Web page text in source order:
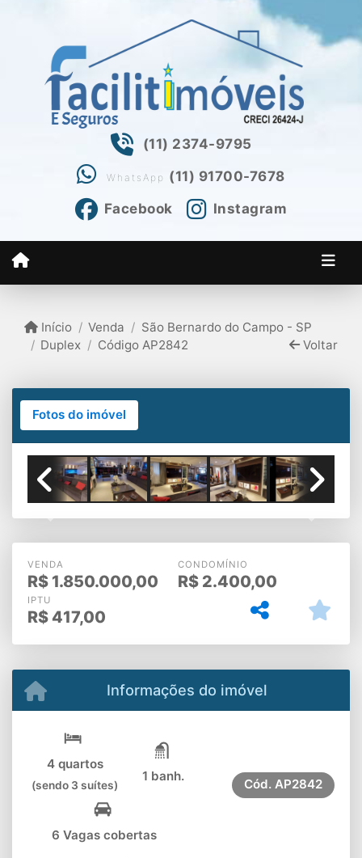
(11) 2374-9795
WhatsApp (11) 91700-7678
Facebook Instagram
Início Venda
São Bernardo do Campo - SP
Duplex
Código AP2842 Voltar
Fotos do imóvel
VENDA
R$ 1.850.000,00
CONDOMÍNIO
R$ 2.400,00
IPTU
R$ 417,00
Informações do imóvel
4 quartos
(sendo 3 suítes)
1 banh.
6 Vagas cobertas
Cód. AP2842